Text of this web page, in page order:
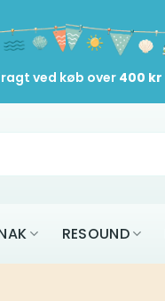
ved køb over 400 kr
RESOUND